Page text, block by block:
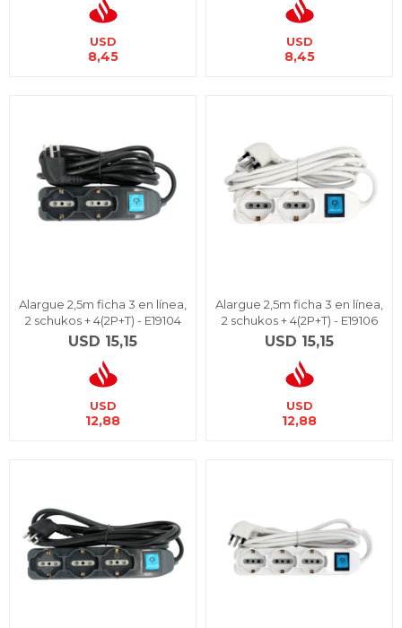
USD
8,45
USD
8,45
Alargue 2,5m ficha 3 en línea,
2 schukos + 4(2P+T) - E19104
USD 15,15
USD
12,88
Alargue 2,5m ficha 3 en línea,
2 schukos + 4(2P+T) - E19106
USD 15,15
USD
12,88